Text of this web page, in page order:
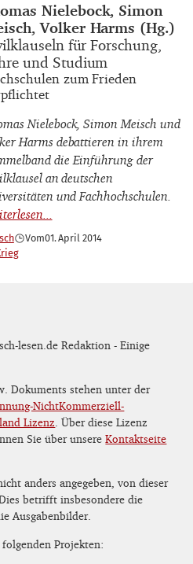
Nielebock, Simon
Volker Harms (Hg.)
für Forschung,
und Studium
zum Frieden
Nielebock, Simon Meisch und
Harms debattieren in ihrem
die Einführung der
an deutschen
und Fachhochschulen.
Vom01. April 2014
lesen.de Redaktion - Einige
Dokuments stehen unter der
NichtKommerziell-
Lizenz . Über diese Lizenz
Sie über unsereKontaktseite
anders angegeben, von dieser
betrifft insbesondere die
Ausgabenbilder.
Projekten: